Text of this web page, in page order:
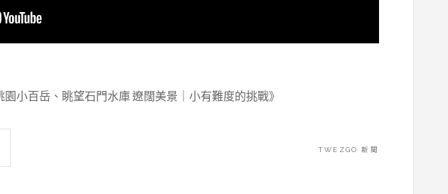
園小百岳、眺望石門水庫 遼闊美景｜小有難度的挑戰》
TWEZGO 新聞